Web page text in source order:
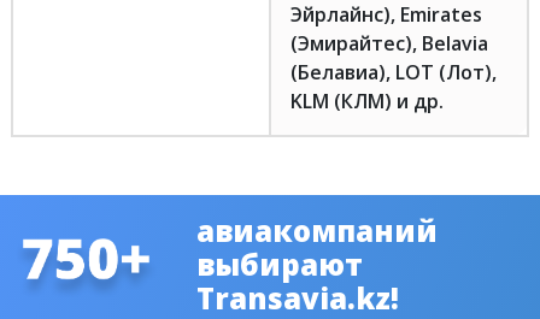
Эйрлайнс), Emirates
(Эмирайтес), Belavia
(Белавиа), LOT (Лот),
KLM (КЛМ) и др.
авиакомпаний
выбирают
Transavia.kz!